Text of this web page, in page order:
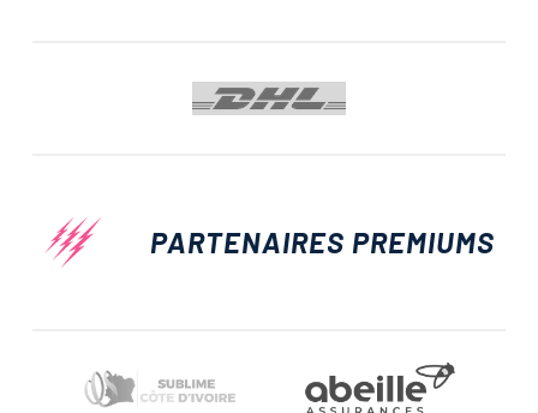
PARTENAIRES PREMIUMS